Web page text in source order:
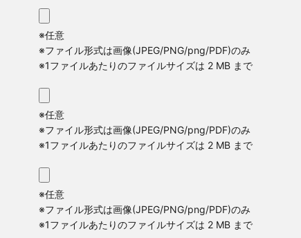
※任意
※ファイル形式は画像(JPEG/PNG/png/PDF)のみ
※1ファイルあたりのファイルサイズは 2 MB まで
※任意
※ファイル形式は画像(JPEG/PNG/png/PDF)のみ
※1ファイルあたりのファイルサイズは 2 MB まで
※任意
※ファイル形式は画像(JPEG/PNG/png/PDF)のみ
※1ファイルあたりのファイルサイズは 2 MB まで